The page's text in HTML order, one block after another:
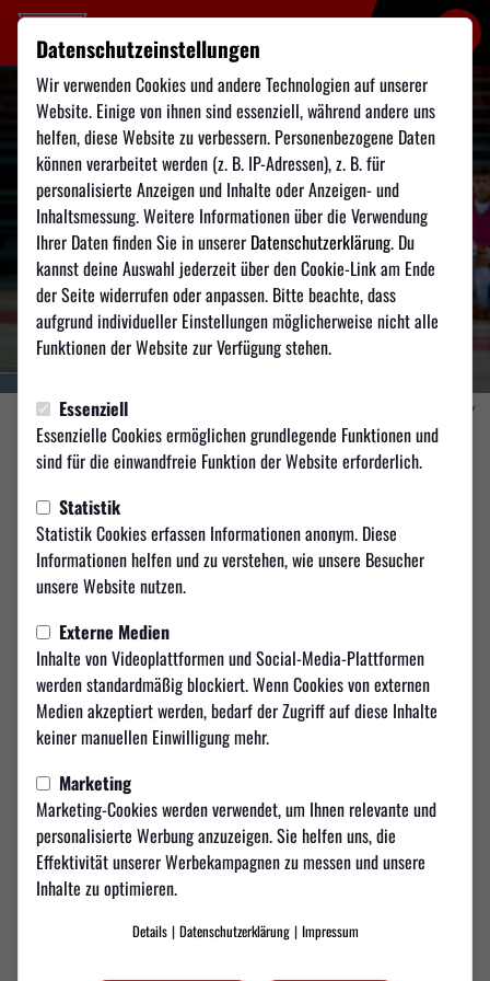
Datenschutzeinstellungen
Wir verwenden Cookies und andere Technologien auf unserer
Website. Einige von ihnen sind essenziell, während andere uns
helfen, diese Website zu verbessern. Personenbezogene Daten
können verarbeitet werden (z. B. IP-Adressen), z. B. für
personalisierte Anzeigen und Inhalte oder Anzeigen- und
Inhaltsmessung. Weitere Informationen über die Verwendung
Ihrer Daten finden Sie in unserer Datenschutzerklärung. Du
kannst deine Auswahl jederzeit über den Cookie-Link am Ende
der Seite widerrufen oder anpassen. Bitte beachte, dass
aufgrund individueller Einstellungen möglicherweise nicht alle
Funktionen der Website zur Verfügung stehen.
Essenziell
Essenzielle Cookies ermöglichen grundlegende Funktionen und
sind für die einwandfreie Funktion der Website erforderlich.
Statistik
Statistik Cookies erfassen Informationen anonym. Diese
Informationen helfen und zu verstehen, wie unsere Besucher
unsere Website nutzen.
Externe Medien
Inhalte von Videoplattformen und Social-Media-Plattformen
werden standardmäßig blockiert. Wenn Cookies von externen
Medien akzeptiert werden, bedarf der Zugriff auf diese Inhalte
keiner manuellen Einwilligung mehr.
Marketing
Marketing-Cookies werden verwendet, um Ihnen relevante und
personalisierte Werbung anzuzeigen. Sie helfen uns, die
Effektivität unserer Werbekampagnen zu messen und unsere
Inhalte zu optimieren.
Details | Datenschutzerklärung | Impressum
FUTSAL
Weilimdorf und Grünberg
trennen sich
verlassen und nicht mehr im Trikot der Weilimdorfer auflaufen.
Grünberg war im Sommer dieses Jahres an die Giebelstraße
gewechselt. Nach sechs Einsätzen in der UEFA Futsal Champions
League und fünf Spielen in der Futsal-Bundesliga endet die
gemeinsame Zeit nun vorzeitig.
„Maxi hat den Wunsch geäußert, seinen ursprünglich
auf zwei Jahre angelegten Vertrag mit sofortiger
Wirkung zu beenden. Seine Entscheidung ist vor allem
durch private Gründe motiviert, die wir
selbstverständlich respektieren – auch wenn der